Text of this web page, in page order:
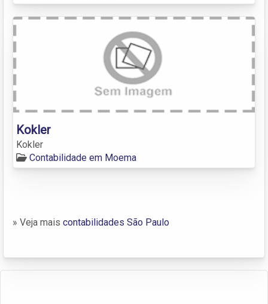
Kokler
Kokler
Contabilidade em Moema
» Veja mais contabilidades São Paulo